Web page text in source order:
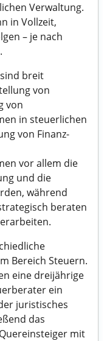
Verwaltung.
in Vollzeit,
– je nach
breit
von
von
in steuerlichen
von Finanz-
vor allem die
und die
während
beraten
Bereich Steuern.
eine dreijährige
ein
juristisches
das
mit